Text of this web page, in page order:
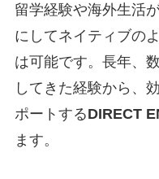
留学経験や海外生活
にしてネイティブの
は可能です。長年、
してきた経験から、
ポートするDIRECT
ます。